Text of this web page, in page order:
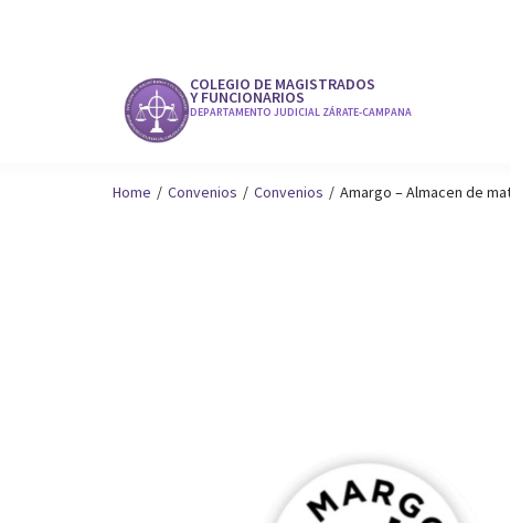
COLEGIO DE MAGISTRADOS
Y FUNCIONARIOS
DEPARTAMENTO JUDICIAL ZÁRATE-CAMPANA
Home / Convenios / Convenios / Amargo – Almacen de